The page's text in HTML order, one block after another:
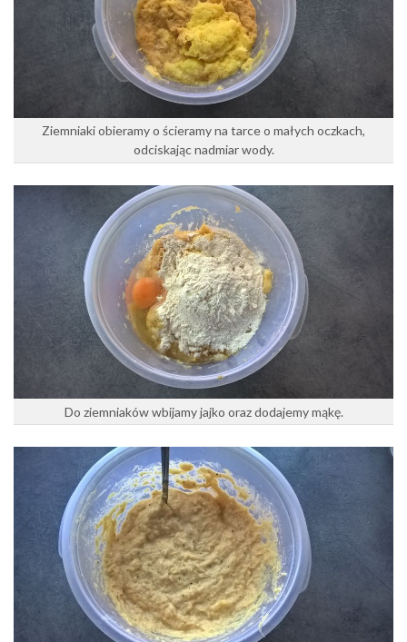
Ziemniaki obieramy o ścieramy na tarce o małych oczkach,
odciskając nadmiar wody.
Do ziemniaków wbijamy jajko oraz dodajemy mąkę.